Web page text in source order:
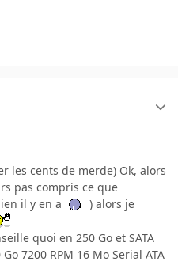
les cents de merde) Ok, alors
pas compris ce que
il y en a
) alors je
quoi en 250 Go et SATA
7200 RPM 16 Mo Serial ATA